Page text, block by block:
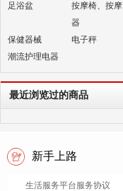
足浴盆
按摩椅、按摩
器
保健器械
电子秤
潮流护理电器
最近浏览过的商品
新手上路
生活服务平台服务协议